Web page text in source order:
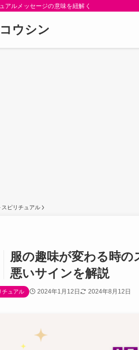
アルメッセージの意味を紐解く
ウシン
スピリチュアル
服の趣味が変わる時
悪いサインを解説
チュアル 2024年1月12日 2024年8月12日